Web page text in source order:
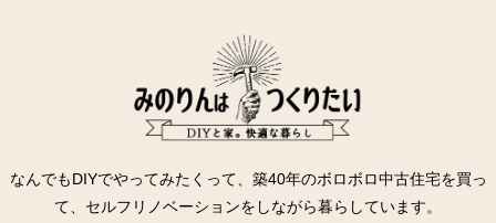
なんでもDIYでやってみたくって、築40年のボロボロ中古住宅を買っ
て、セルフリノベーションをしながら暮らしています。